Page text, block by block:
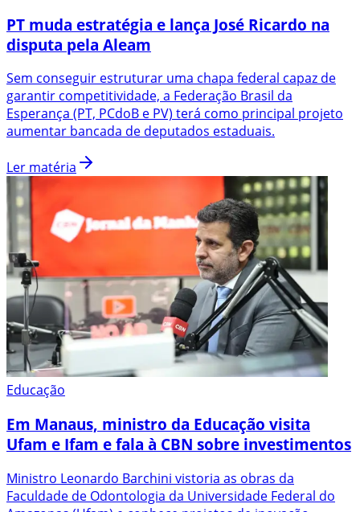
PT muda estratégia e lança José Ricardo na
disputa pela Aleam
Sem conseguir estruturar uma chapa federal capaz de
garantir competitividade, a Federação Brasil da
Esperança (PT, PCdoB e PV) terá como principal projeto
aumentar bancada de deputados estaduais.
Ler matéria
Educação
Em Manaus, ministro da Educação visita
Ufam e Ifam e fala à CBN sobre investimentos
Ministro Leonardo Barchini vistoria as obras da
Faculdade de Odontologia da Universidade Federal do